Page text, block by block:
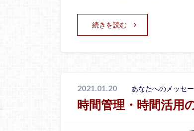
続きを読む
2021.01.20 あなたへのメッセ
時間管理・時間活用